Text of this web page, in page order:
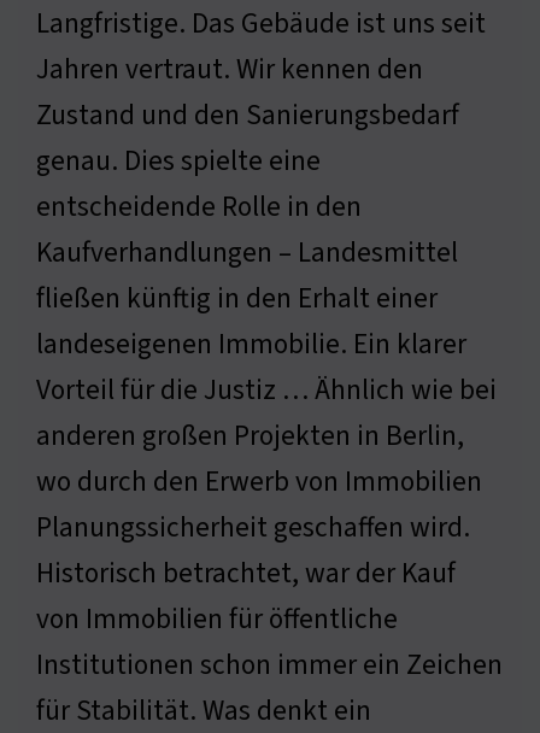
Langfristige. Das Gebäude ist uns seit
Jahren vertraut. Wir kennen den
Zustand und den Sanierungsbedarf
genau. Dies spielte eine
entscheidende Rolle in den
Kaufverhandlungen – Landesmittel
fließen künftig in den Erhalt einer
landeseigenen Immobilie. Ein klarer
Vorteil für die Justiz … Ähnlich wie bei
anderen großen Projekten in Berlin,
wo durch den Erwerb von Immobilien
Planungssicherheit geschaffen wird.
Historisch betrachtet, war der Kauf
von Immobilien für öffentliche
Institutionen schon immer ein Zeichen
für Stabilität. Was denkt ein